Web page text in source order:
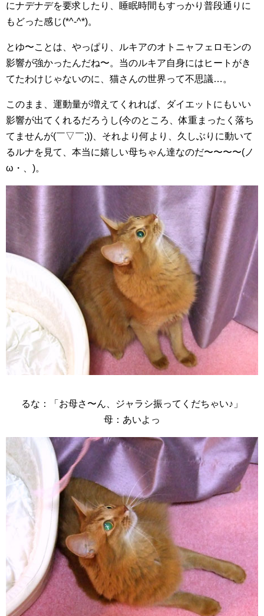
にナデナデを要求したり、睡眠時間もすっかり普段通りに
もどった感じ(*^-^*)。
とゆ〜ことは、やっぱり、ルキアのオトニャフェロモンの
影響が強かったんだね〜。当のルキア自身にはヒートがき
てたわけじゃないのに、猫さんの世界って不思議…。
このまま、運動量が増えてくれれば、ダイエットにもいい
影響が出てくれるだろうし(今のところ、体重まったく落ち
てませんが(￣▽￣;))、それより何より、久しぶりに動いて
るルナを見て、本当に嬉しい母ちゃん達なのだ〜〜〜〜(ノ
ω・、)。
るな：「お母さ〜ん、ジャラシ振ってくだちゃい♪」
母：あいよっ